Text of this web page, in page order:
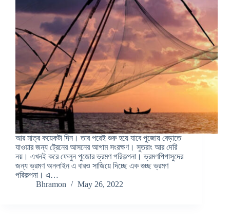
আর মাত্র কয়েকটা দিন। তার পরেই শুরু হয়ে যাবে পুজোয় বেড়াতে
যাওয়ার জন্য ট্রেনের আসনের আগাম সংরক্ষণ। সুতরাং আর দেরি
নয়। এখনই করে ফেলুন পুজোর ভ্রমণ পরিকল্পনা। ভ্রমণপিপাসুদের
জন্য ভ্রমণ অনলাইন এ বারও সাজিয়ে দিচ্ছে এক গুচ্ছ ভ্রমণ
পরিকল্পনা। এ…
Bhramon
May 26, 2022